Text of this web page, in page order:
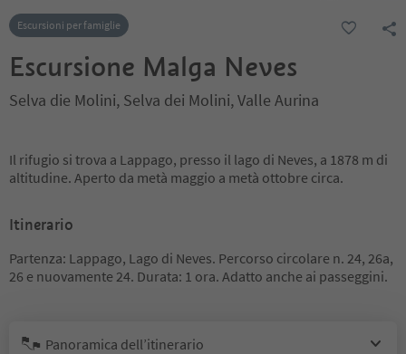
Escursioni per famiglie
Escursione Malga Neves
Selva die Molini, Selva dei Molini, Valle Aurina
Il rifugio si trova a Lappago, presso il lago di Neves, a 1878 m di
altitudine. Aperto da metà maggio a metà ottobre circa.
Itinerario
Partenza: Lappago, Lago di Neves. Percorso circolare n. 24, 26a,
26 e nuovamente 24. Durata: 1 ora. Adatto anche ai passeggini.
Panoramica dell’itinerario